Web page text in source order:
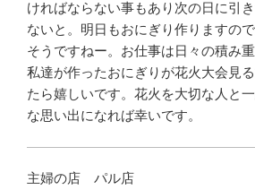
ければならない事もあり次の日に引
ないと。明日もおにぎり作りますの
そうですねー。お仕事は日々の積み重
私達が作ったおにぎりが花火大会見
たら嬉しいです。花火を大切な人と
な思い出になれば幸いです。
主婦の店 パル店